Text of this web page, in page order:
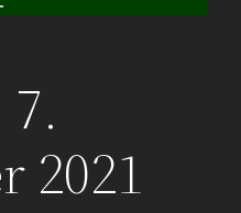
2021